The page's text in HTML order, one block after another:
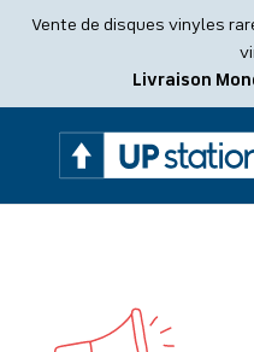
Vente de disques vinyles
Livraison